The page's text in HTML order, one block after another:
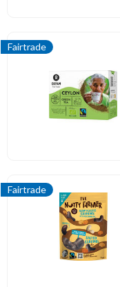
Fairtrade
Fairtrade